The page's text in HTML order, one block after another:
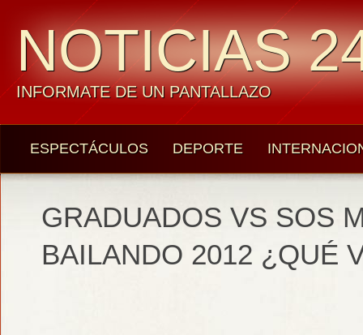
NOTICIAS
INFORMATE DE UN PANTALLAZO
ESPECTÁCULOS DEPORTE
GRADUADOS VS SOS
BAILANDO 2012 ¿QUÉ